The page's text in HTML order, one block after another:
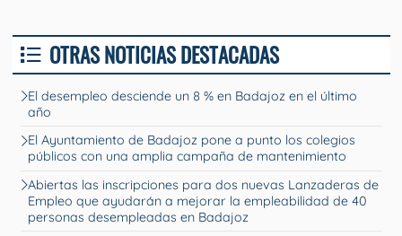
OTRAS NOTICIAS DESTACADAS
El desempleo desciende un 8 % en Badajoz en el último
año
El Ayuntamiento de Badajoz pone a punto los colegios
públicos con una amplia campaña de mantenimiento
Abiertas las inscripciones para dos nuevas Lanzaderas de
Empleo que ayudarán a mejorar la empleabilidad de 40
personas desempleadas en Badajoz